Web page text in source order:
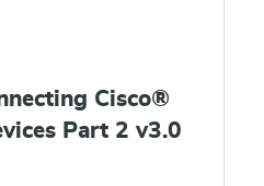
Cisco®
Part 2 v3.0